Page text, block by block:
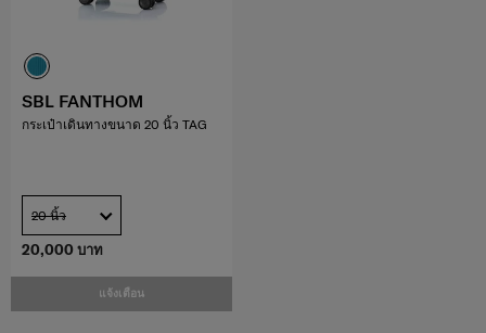
20,000 บาท
แจ้งเตือน
SBL FANTHOM
กระเป๋าเดินทางขนาด 20 นิ้ว TAG
20 นิ้ว